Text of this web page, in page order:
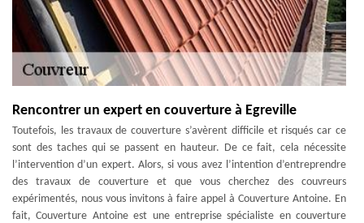
Rencontrer un expert en couverture à Egreville
Toutefois, les travaux de couverture s’avèrent difficile et risqués car ce
sont des taches qui se passent en hauteur. De ce fait, cela nécessite
l’intervention d’un expert. Alors, si vous avez l’intention d’entreprendre
des travaux de couverture et que vous cherchez des couvreurs
expérimentés, nous vous invitons à faire appel à Couverture Antoine. En
fait, Couverture Antoine est une entreprise spécialiste en couverture